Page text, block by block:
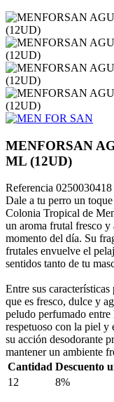
MENFORSAN
ML (12UD)
Referencia 0250030418
Dale a tu perro un
Colonia Tropical de
un aroma frutal fresco y
momento del día. Su
frutales envuelve el
sentidos tanto de tu
Entre sus
que es fresco, dulce y
peludo perfumado
respetuoso con la piel y
su acción desodorante
mantener un ambiente
Cantidad Descuento
12
8%